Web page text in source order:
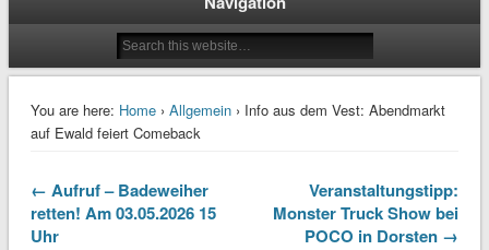
You are here: Home› Allgemein› Info aus dem Vest: Abendmarkt
auf Ewald feiert Comeback
← Aufruf – Badeweiher
retten! Am 03.05.2026 15
Uhr
Veranstaltungstipp:
Monster Truck Show bei
POCO in Dorsten →